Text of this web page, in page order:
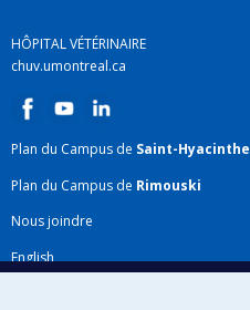
HÔPITAL VÉTÉRINAIRE
chuv.umontreal.ca
Plan du Campus de Saint-Hyacinthe
Plan du Campus de Rimouski
Nous joindre
English